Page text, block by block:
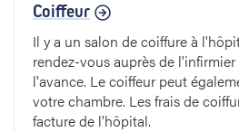
Coiffeur
Il y a un salon de coiffure à
rendez-vous auprès de
l'avance. Le coiffeur peut
votre chambre. Les frais de
facture de l'hôpital.